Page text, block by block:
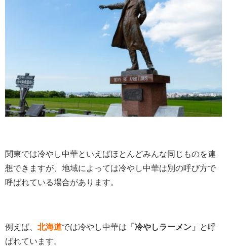
関東では冷やし中華といえばほとんどみんな同じものを連
想できますが、地域によっては冷やし中華は別の呼び方で
呼ばれている場合があります。
例えば、 北海道では冷やし中華は 「冷やしラーメン」
と呼
ばれています。